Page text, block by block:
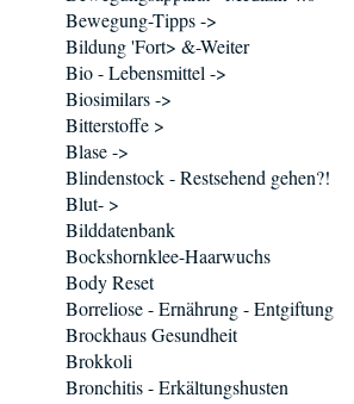
Bewegung-Tipps ->
Bildung 'Fort> &-Weiter
Bio - Lebensmittel ->
Biosimilars ->
Bitterstoffe >
Blase ->
Blindenstock - Restsehend gehen?!
Blut- >
Bilddatenbank
Bockshornklee-Haarwuchs
Body Reset
Borreliose - Ernährung - Entgiftung
Brockhaus Gesundheit
Brokkoli
Bronchitis - Erkältungshusten